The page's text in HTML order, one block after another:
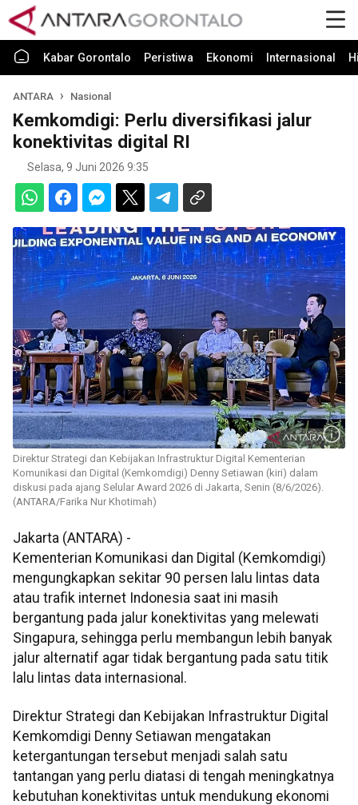
Kabar Gorontalo Peristiwa Ekonomi Internasional
ANTARA Nasional
Kemkomdigi: Perlu diversifikasi jalur
konektivitas digital RI
Selasa, 9 Juni 2026 9:35
Direktur Strategi dan Kebijakan Infrastruktur Digital Kementerian
Komunikasi dan Digital (Kemkomdigi) Denny Setiawan (kiri) dalam
diskusi pada ajang Selular Award 2026 di Jakarta, Senin (8/6/2026).
(ANTARA/Farika Nur Khotimah)
Jakarta (ANTARA) -
Kementerian Komunikasi dan Digital (Kemkomdigi)
mengungkapkan sekitar 90 persen lalu lintas data
atau trafik internet Indonesia saat ini masih
bergantung pada jalur konektivitas yang melewati
Singapura, sehingga perlu membangun lebih banyak
jalur alternatif agar tidak bergantung pada satu titik
lalu lintas data internasional.
Direktur Strategi dan Kebijakan Infrastruktur Digital
Kemkomdigi Denny Setiawan mengatakan
ketergantungan tersebut menjadi salah satu
tantangan yang perlu diatasi di tengah meningkatnya
kebutuhan konektivitas untuk mendukung ekonomi